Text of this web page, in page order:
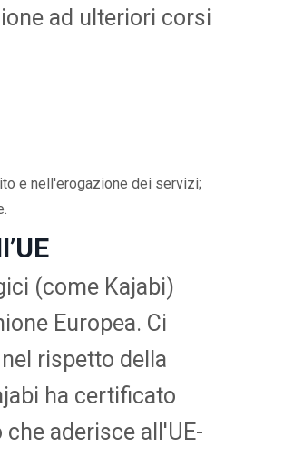
ad ulteriori corsi
e nell'erogazione dei servizi;
(come Kajabi)
Europea. Ci
rispetto della
ha certificato
aderisce all'UE-